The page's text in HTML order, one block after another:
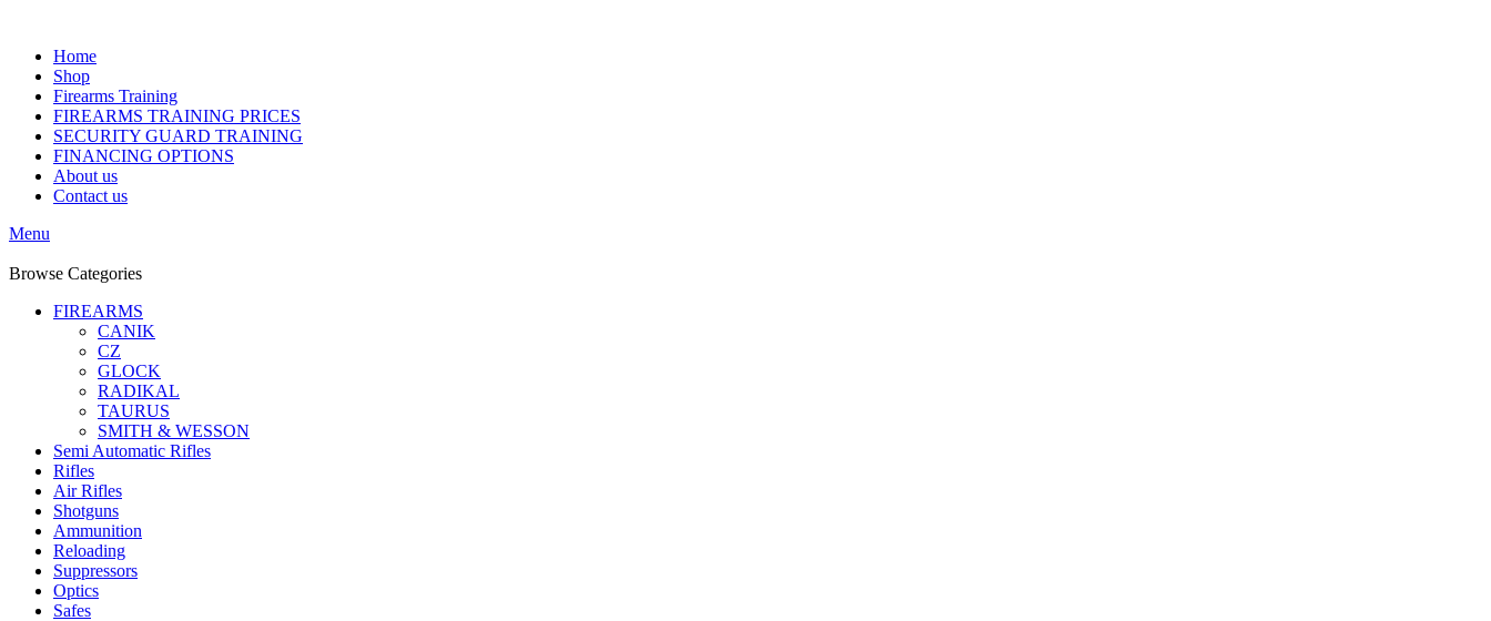
Home
Shop
Firearms Training
FIREARMS TRAINING PRICES
SECURITY GUARD TRAINING
FINANCING OPTIONS
About us
Contact us
Menu
Browse Categories
FIREARMS
CANIK
CZ
GLOCK
RADIKAL
TAURUS
SMITH & WESSON
Semi Automatic Rifles
Rifles
Air Rifles
Shotguns
Ammunition
Reloading
Suppressors
Optics
Safes